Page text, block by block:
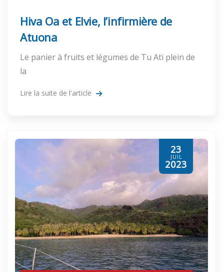
Hiva Oa et Elvie, l’infirmière de
Atuona
Le panier à fruits et légumes de Tu Ati plein de
la
Lire la suite de l'article
23
JUIL
2023